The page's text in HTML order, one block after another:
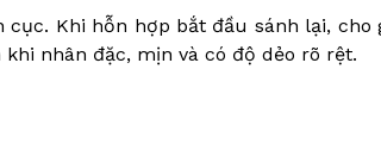
Khi hỗn hợp bắt đầu sánh lại, cho
nhân đặc, mịn và có độ dẻo rõ rệt.